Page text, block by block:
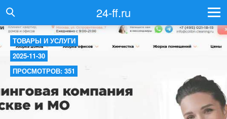
24-ff.ru
ТОВАРЫ И УСЛУГИ
2025-11-30
ПРОСМОТРОВ: 351